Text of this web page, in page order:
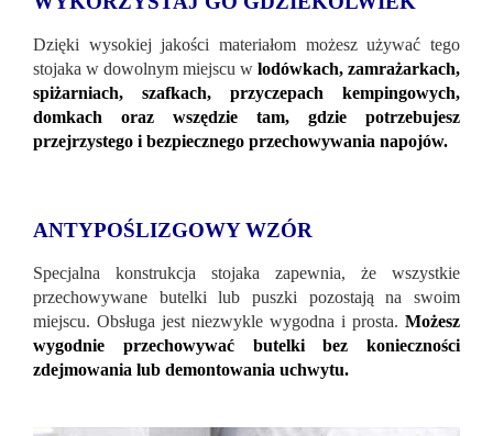
Dzięki wysokiej jakości materiałom możesz używać tego
stojaka w dowolnym miejscu w lodówkach, zamrażarkach,
spiżarniach, szafkach, przyczepach kempingowych,
domkach oraz wszędzie tam, gdzie potrzebujesz
przejrzystego i bezpiecznego przechowywania napojów.
ANTYPOŚLIZGOWY WZÓR
Specjalna konstrukcja stojaka zapewnia, że ​​wszystkie
przechowywane butelki lub puszki pozostają na swoim
miejscu. Obsługa jest niezwykle wygodna i prosta. Możesz
wygodnie przechowywać butelki bez konieczności
zdejmowania lub demontowania uchwytu.